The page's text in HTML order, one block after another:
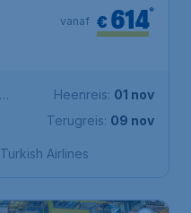
€ 614*
vanaf
Heenreis: 01 nov
Terugreis: 09 nov
Turkish Airlines